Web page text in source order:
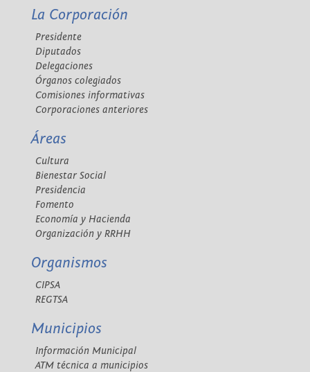
La Corporación
Presidente
Diputados
Delegaciones
Órganos colegiados
Comisiones informativas
Corporaciones anteriores
Áreas
Cultura
Bienestar Social
Presidencia
Fomento
Economía y Hacienda
Organización y RRHH
Organismos
CIPSA
REGTSA
Municipios
Información Municipal
ATM técnica a municipios